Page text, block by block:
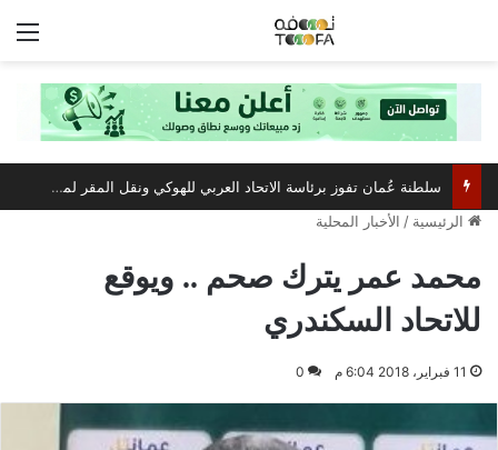
سلطنة عُمان تفوز برئاسة الاتحاد العربي للهوكي ونقل المقر لمسقط
الرئيسية / الأخبار المحلية
محمد عمر يترك صحم .. ويوقع
للاتحاد السكندري
11 فبراير، 2018 6:04 م 0